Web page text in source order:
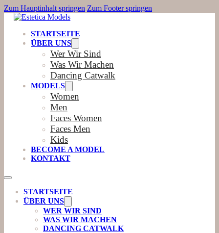
Zum Hauptinhalt springen Zum Footer springen
STARTSEITE
ÜBER UNS
Wer Wir Sind
Was Wir Machen
Dancing Catwalk
MODELS
Women
Men
Faces Women
Faces Men
Kids
BECOME A MODEL
KONTAKT
STARTSEITE
ÜBER UNS
WER WIR SIND
WAS WIR MACHEN
DANCING CATWALK